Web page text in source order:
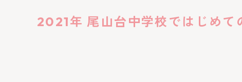
2021年 尾山台中学校ではじめて